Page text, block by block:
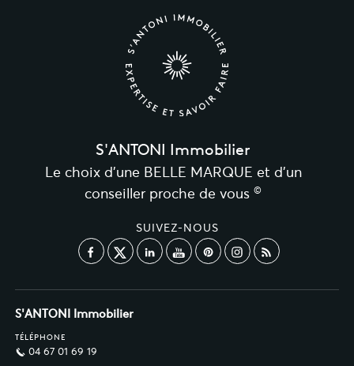
S'ANTONI Immobilier
Le choix d’une BELLE MARQUE et d’un
conseiller proche de vous ©
SUIVEZ-NOUS
S'ANTONI Immobilier
TÉLÉPHONE
04 67 01 69 19